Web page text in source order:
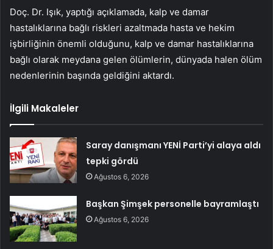
Doç. Dr. Işık, yaptığı açıklamada, kalp ve damar
hastalıklarına bağlı riskleri azaltmada hasta ve hekim
işbirliğinin önemli olduğunu, kalp ve damar hastalıklarına
bağlı olarak meydana gelen ölümlerin, dünyada halen ölüm
nedenlerinin başında geldiğini aktardı.
İlgili Makaleler
Saray danışmanı YENİ Parti’yi alaya aldı
tepki gördü
Ağustos 6, 2026
Başkan Şimşek personelle bayramlaştı
Ağustos 6, 2026